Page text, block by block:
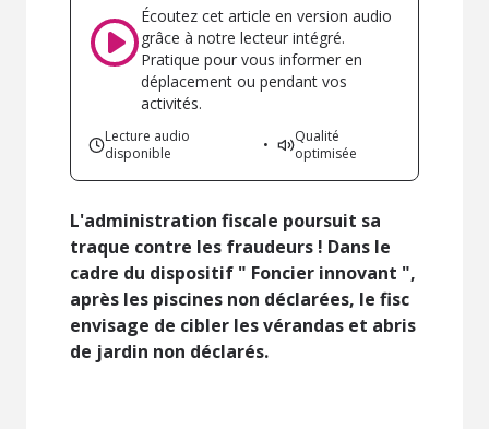
Écoutez cet article en version audio
grâce à notre lecteur intégré.
Pratique pour vous informer en
déplacement ou pendant vos
activités.
Lecture audio
disponible
•
Qualité
optimisée
L'administration fiscale poursuit sa
traque contre les fraudeurs ! Dans le
cadre du dispositif " Foncier innovant ",
après les piscines non déclarées, le fisc
envisage de cibler les vérandas et abris
de jardin non déclarés.